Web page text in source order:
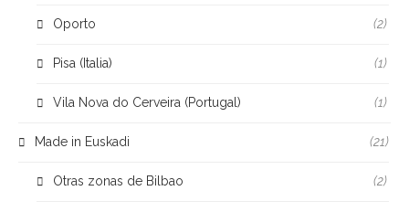
Oporto (2)
Pisa (Italia) (1)
Vila Nova do Cerveira (Portugal) (1)
Made in Euskadi (21)
Otras zonas de Bilbao (2)